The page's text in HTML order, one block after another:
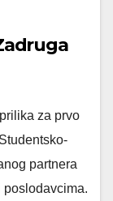
za prvo
partnera
poslodavcima.